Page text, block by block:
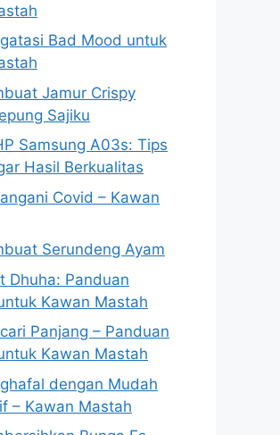
Bad Mood untuk
Jamur Crispy
Sajiku
Samsung A03s: Tips
Hasil Berkualitas
Covid – Kawan
Serundeng Ayam
Dhuha: Panduan
Kawan Mastah
Panjang – Panduan
Kawan Mastah
dengan Mudah
– Kawan Mastah